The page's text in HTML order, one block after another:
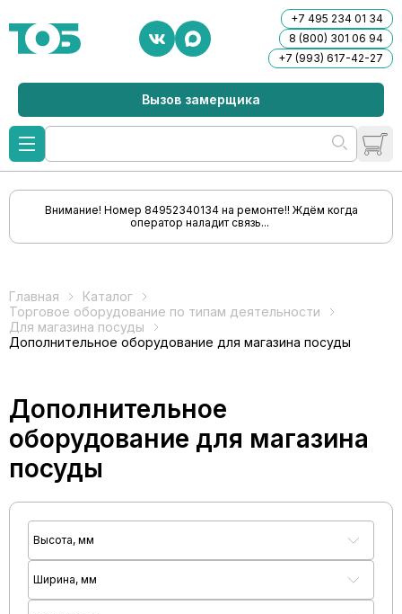
+7 495 234 01 34
8 (800) 301 06 94
+7 (993) 617-42-27
Вызов замерщика
Внимание! Номер 84952340134 на ремонте!! Ждём когда
оператор наладит связь...
Главная
Каталог
Торговое оборудование по типам деятельности
Для магазина посуды
Дополнительное оборудование для магазина посуды
Дополнительное
оборудование для магазина
посуды
Высота, мм
Ширина, мм